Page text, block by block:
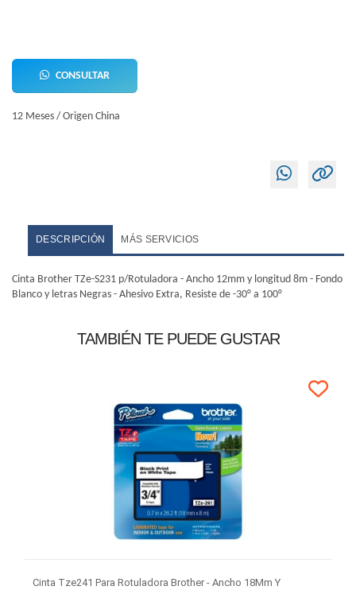
CONSULTAR
12 Meses / Origen China
DESCRIPCIÓN MÁS SERVICIOS
Cinta Brother TZe-S231 p/Rotuladora - Ancho 12mm y longitud 8m - Fondo
Blanco y letras Negras - Ahesivo Extra, Resiste de -30° a 100°
TAMBIÉN TE PUEDE GUSTAR
Cinta Tze241 Para Rotuladora Brother - Ancho 18Mm Y